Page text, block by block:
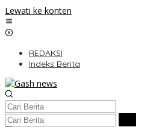
Lewati ke konten
REDAKSI
Indeks Berita